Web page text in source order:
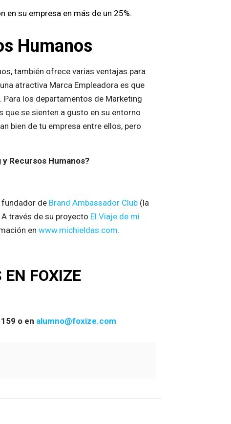
en su empresa en más de un 25%.
Humanos
también ofrece varias ventajas para
atractiva Marca Empleadora es que
Para los departamentos de Marketing
se sienten a gusto en su entorno
bien de tu empresa entre ellos, pero
Recursos Humanos?
fundador de Brand Ambassador Club(la
través de su proyecto El Viaje de mi
en www.michieldas.com.
EN FOXIZE
o en alumno@foxize.com